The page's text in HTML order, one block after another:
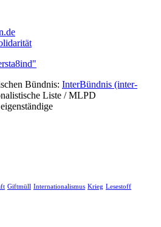
Bündnis: InterBündnis (inter-
Liste / MLPD
Giftmüll Internationalismus Krieg Lesestoff